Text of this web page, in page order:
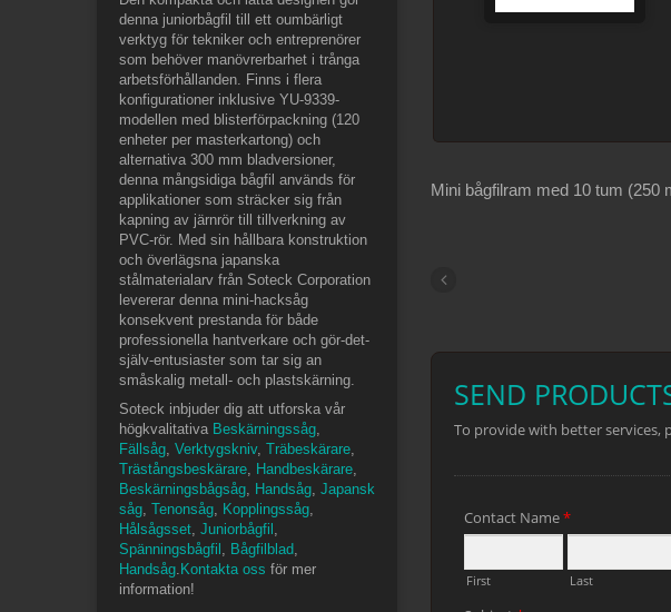
denna juniorbågfil till ett oumbärligt
verktyg för tekniker och entreprenörer
som behöver manövrerbarhet i trånga
arbetsförhållanden. Finns i flera
konfigurationer inklusive YU-9339-
modellen med blisterförpackning (120
enheter per masterkartong) och
alternativa 300 mm bladversioner,
denna mångsidiga bågfil används för
applikationer som sträcker sig från
kapning av järnrör till tillverkning av
PVC-rör. Med sin hållbara konstruktion
och överlägsna japanska
stålmaterialarv från Soteck Corporation
levererar denna mini-hacksåg
konsekvent prestanda för både
professionella hantverkare och gör-det-
själv-entusiaster som tar sig an
småskalig metall- och plastskärning.
Soteck inbjuder dig att utforska vår
högkvalitativa Beskärningssåg,
Fällsåg, Verktygskniv, Träbeskärare,
Trästångsbeskärare, Handbeskärare,
Beskärningsbågsåg, Handsåg, Japansk
såg, Tenonsåg, Kopplingssåg,
Hålsågsset, Juniorbågfil ,
Spänningsbågfil , Bågfilblad,
Handsåg. Kontakta oss för mer
information!
Mini bågfilram med 10 tum (250